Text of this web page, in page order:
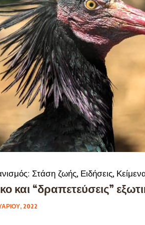
Στάση ζωής, Ειδήσεις,
και “δραπετεύσεις”
2022